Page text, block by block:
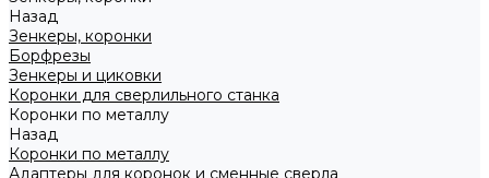
Назад
Зенкеры, коронки
Борфрезы
Зенкеры и циковки
Коронки для сверлильного станка
Коронки по металлу
Назад
Коронки по металлу
Адаптеры для коронок и сменные сверла